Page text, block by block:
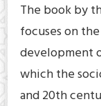
The book by
focuses on
development
which the
and 20th